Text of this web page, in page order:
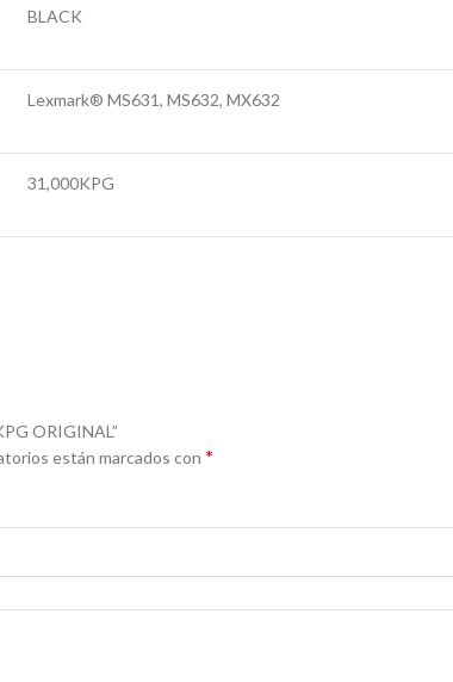
BLACK
Lexmark® MS631, MS632, MX632
31,000KPG
ORIGINAL”
están marcados con *